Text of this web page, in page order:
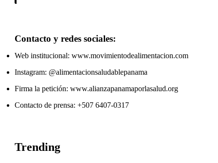
Contacto y redes sociales:
Web institucional: www.movimientodealimentacion.com
Instagram: @alimentacionsaludablepanama
Firma la petición: www.alianzapanamaporlasalud.org
Contacto de prensa: +507 6407-0317
Trending